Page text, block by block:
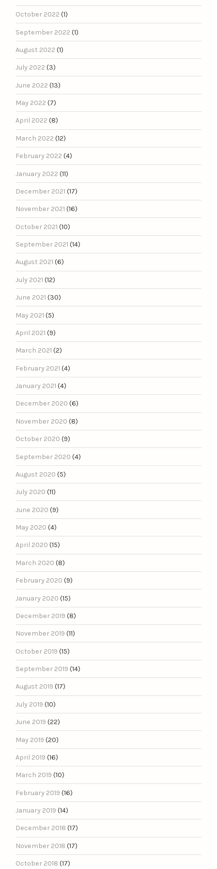
October 2022 (1)
September 2022 (1)
August 2022 (1)
July 2022 (3)
June 2022 (13)
May 2022 (7)
April 2022 (8)
March 2022 (12)
February 2022 (4)
January 2022 (11)
December 2021 (17)
November 2021 (16)
October 2021 (10)
September 2021 (14)
August 2021 (6)
July 2021 (12)
June 2021 (30)
May 2021 (5)
April 2021 (9)
March 2021 (2)
February 2021 (4)
January 2021 (4)
December 2020 (6)
November 2020 (8)
October 2020 (9)
September 2020 (4)
August 2020 (5)
July 2020 (11)
June 2020 (9)
May 2020 (4)
April 2020 (15)
March 2020 (8)
February 2020 (9)
January 2020 (15)
December 2019 (8)
November 2019 (11)
October 2019 (15)
September 2019 (14)
August 2019 (17)
July 2019 (10)
June 2019 (22)
May 2019 (20)
April 2019 (16)
March 2019 (10)
February 2019 (16)
January 2019 (14)
December 2018 (17)
November 2018 (17)
October 2018 (17)